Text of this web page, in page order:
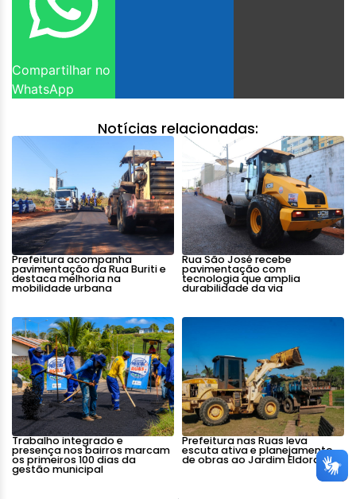
Compartilhar no
WhatsApp
Notícias relacionadas:
Prefeitura acompanha
pavimentação da Rua Buriti e
destaca melhoria na
mobilidade urbana
Rua São José recebe
pavimentação com
tecnologia que amplia
durabilidade da via
Trabalho integrado e
presença nos bairros marcam
os primeiros 100 dias da
gestão municipal
Prefeitura nas Ruas leva
escuta ativa e planejamento
de obras ao Jardim Eldorado